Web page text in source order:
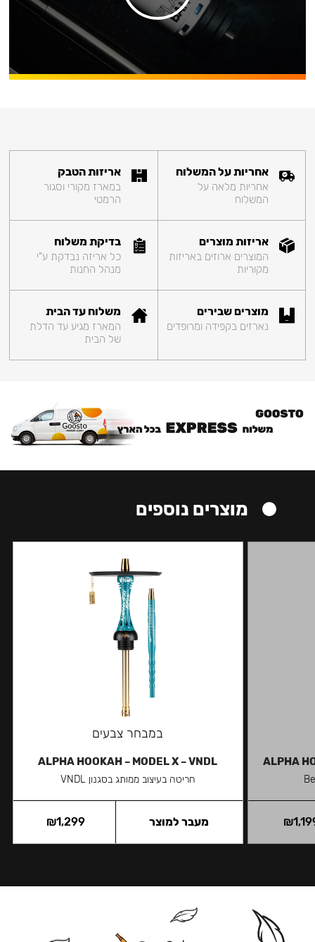
אחריות על המשלוח
אחריות מלאה על
המשלוח
אריזות הטבק
במארז מקורי וסגור
הרמטי
אריזות מוצרים
המוצרים ארוזים באריזות
מקוריות
בדיקת משלוח
כל אריזה נבדקת ע"י
מנהל החנות
מוצרים שבירים
נארזים בקפידה ומרופדים
משלוח עד הבית
המארז מגיע עד הדלת
של הבית
מוצרים נוספים
ALPHA
₪
במבחר צבעים
ALPHA HOOKAH – MODEL X – VNDL
חריטה בעיצוב ממותג בסגנון VNDL
₪1,299 מעבר למוצר